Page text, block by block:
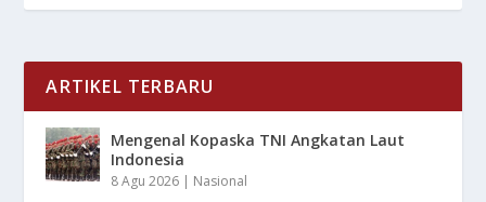
ARTIKEL TERBARU
Mengenal Kopaska TNI Angkatan Laut
Indonesia
8 Agu 2026 | Nasional